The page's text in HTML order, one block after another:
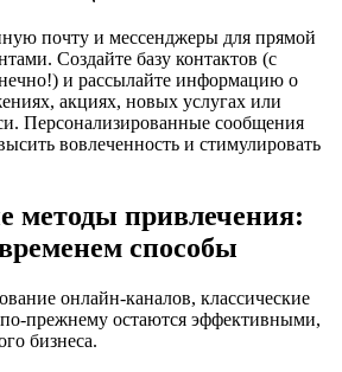
почту и мессенджеры для прямой
Создайте базу контактов (с
и рассылайте информацию о
акциях, новых услугах или
Персонализированные сообщения
вовлеченность и стимулировать
методы привлечения:
способы
онлайн-каналов, классические
прежнему остаются эффективными,
бизнеса.